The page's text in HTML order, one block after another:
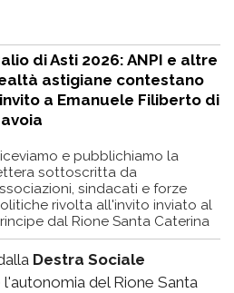
di Asti 2026: ANPI e altre
astigiane contestano
a Emanuele Filiberto di
e pubblichiamo la
sottoscritta da
sindacati e forze
rivolta all'invito inviato al
dal Rione Santa Caterina
Destra Sociale
l'autonomia del Rione Santa